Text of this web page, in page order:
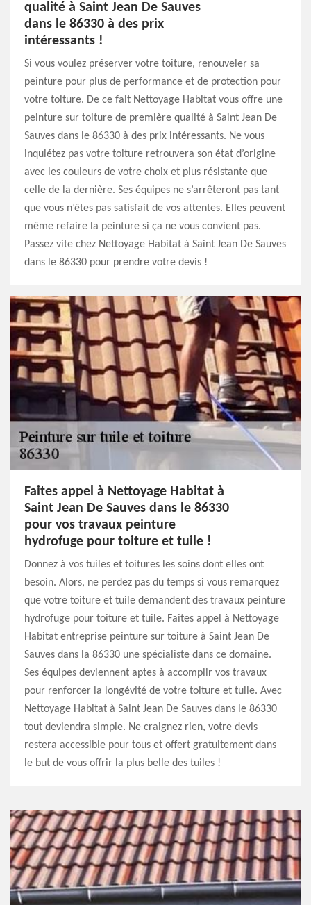
qualité à Saint Jean De Sauves
dans le 86330 à des prix
intéressants !
Si vous voulez préserver votre toiture, renouveler sa
peinture pour plus de performance et de protection pour
votre toiture. De ce fait Nettoyage Habitat vous offre une
peinture sur toiture de première qualité à Saint Jean De
Sauves dans le 86330 à des prix intéressants. Ne vous
inquiétez pas votre toiture retrouvera son état d’origine
avec les couleurs de votre choix et plus résistante que
celle de la dernière. Ses équipes ne s’arrêteront pas tant
que vous n’êtes pas satisfait de vos attentes. Elles peuvent
même refaire la peinture si ça ne vous convient pas.
Passez vite chez Nettoyage Habitat à Saint Jean De Sauves
dans le 86330 pour prendre votre devis !
Faites appel à Nettoyage Habitat à
Saint Jean De Sauves dans le 86330
pour vos travaux peinture
hydrofuge pour toiture et tuile !
Donnez à vos tuiles et toitures les soins dont elles ont
besoin. Alors, ne perdez pas du temps si vous remarquez
que votre toiture et tuile demandent des travaux peinture
hydrofuge pour toiture et tuile. Faites appel à Nettoyage
Habitat entreprise peinture sur toiture à Saint Jean De
Sauves dans la 86330 une spécialiste dans ce domaine.
Ses équipes deviennent aptes à accomplir vos travaux
pour renforcer la longévité de votre toiture et tuile. Avec
Nettoyage Habitat à Saint Jean De Sauves dans le 86330
tout deviendra simple. Ne craignez rien, votre devis
restera accessible pour tous et offert gratuitement dans
le but de vous offrir la plus belle des tuiles !